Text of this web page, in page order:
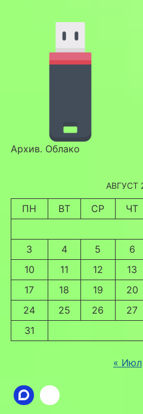
Архив. Облако
АВГУСТ
ПН ВТ СР ЧТ
3
4 5 6
10
11 12 13
17
18 19 20
24
25 26 27
31
« Июл